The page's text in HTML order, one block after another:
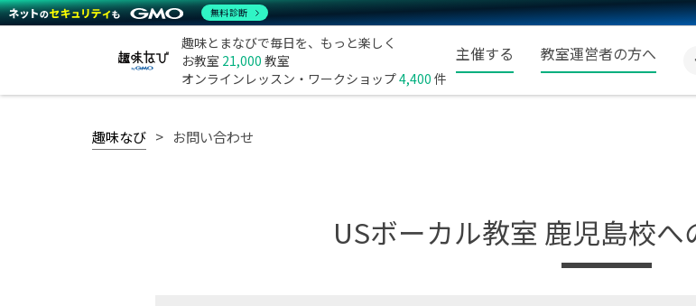
趣味とまなびで毎日を、もっと楽しく
お教室 21,000 教室
オンラインレッスン・ワークショップ4,400 件
主催する 教室運営者の方へ
趣味なび お問い合わせ
USボーカル教室 鹿児島校
無料診断